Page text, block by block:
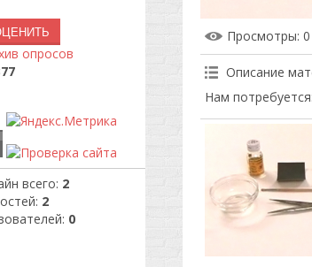
Просмотры: 0
Описание
Нам
опросов
всего: 2
2
0